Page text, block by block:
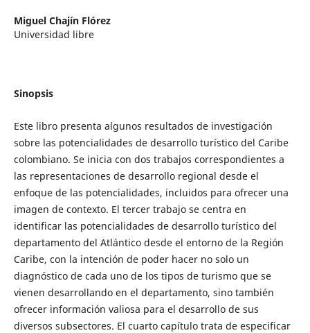
Miguel Chajín Flórez
Universidad libre
Sinopsis
Este libro presenta algunos resultados de investigación
sobre las potencialidades de desarrollo turístico del Caribe
colombiano. Se inicia con dos trabajos correspondientes a
las representaciones de desarrollo regional desde el
enfoque de las potencialidades, incluidos para ofrecer una
imagen de contexto. El tercer trabajo se centra en
identificar las potencialidades de desarrollo turístico del
departamento del Atlántico desde el entorno de la Región
Caribe, con la intención de poder hacer no solo un
diagnóstico de cada uno de los tipos de turismo que se
vienen desarrollando en el departamento, sino también
ofrecer información valiosa para el desarrollo de sus
diversos subsectores. El cuarto capítulo trata de especificar